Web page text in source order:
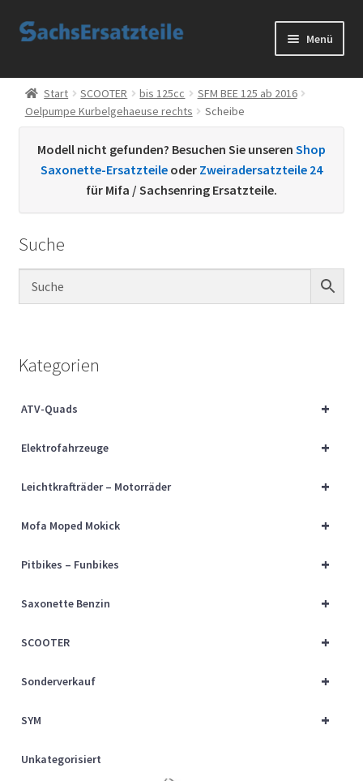
Zur
Zum
Menü
Start
AGB
Datenschutzerklärung
Kontakt
Sachs Ersatzteile
Über uns
Start SCOOTER bis 125cc
SFM BEE 125 ab 2016
Oelpumpe Kurbelgehaeuse rechts
Scheibe
Modell nicht gefunden? Besuchen Sie unseren Shop
Saxonette-Ersatzteile oder Zweiradersatzteile 24
für Mifa / Sachsenring Ersatzteile.
Suche
Kategorien
+
ATV-Quads
+
Elektrofahrzeuge
+
Leichtkrafträder – Motorräder
+
Mofa Moped Mokick
+
Pitbikes – Funbikes
+
Saxonette Benzin
+
SCOOTER
+
Sonderverkauf
+
SYM
Unkategorisiert